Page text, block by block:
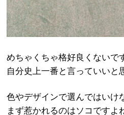
めちゃくちゃ格好良くないで
自分史上一番と言っていいと
色やデザインで選んではいけ
まず惹かれるのはソコですよ